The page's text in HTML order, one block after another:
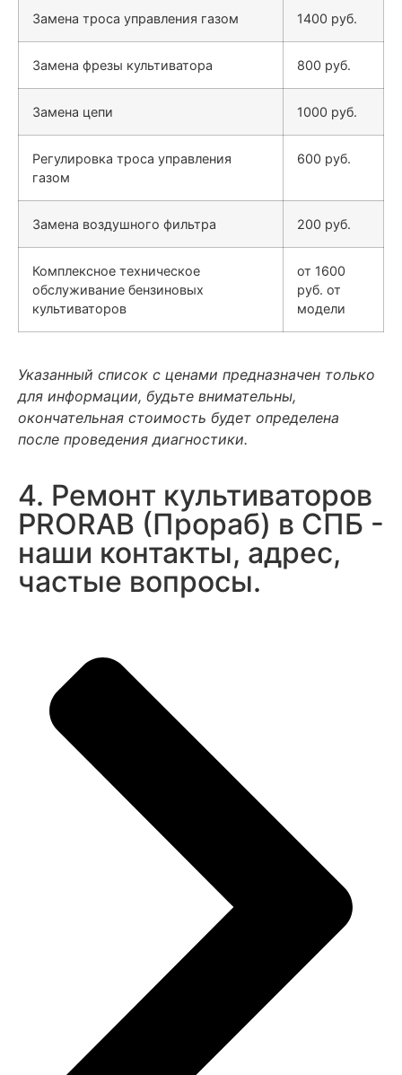
Замена троса управления газом 1400 руб.
Замена фрезы культиватора 800 руб.
Замена цепи 1000 руб.
Регулировка троса управления
газом
600 руб.
Замена воздушного фильтра 200 руб.
Комплексное техническое
обслуживание бензиновых
культиваторов
от 1600
руб. от
модели
Указанный список с ценами предназначен только
для информации, будьте внимательны,
окончательная стоимость будет определена
после проведения диагностики.
4. Ремонт культиваторов
PRORAB (Прораб) в СПБ -
наши контакты, адрес,
частые вопросы.